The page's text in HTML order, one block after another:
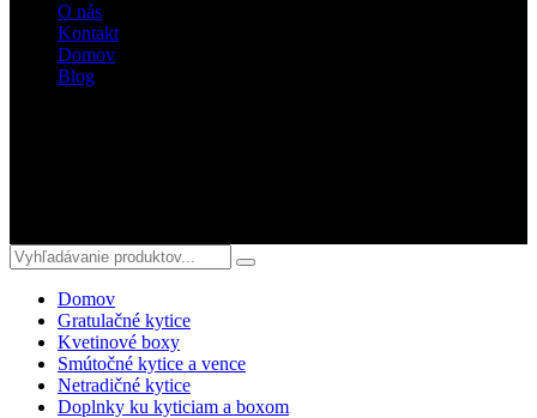
O nás
Kontakt
Domov
Blog
Domov
Gratulačné kytice
Kvetinové boxy
Smútočné kytice a vence
Netradičné kytice
Doplnky ku kyticiam a boxom